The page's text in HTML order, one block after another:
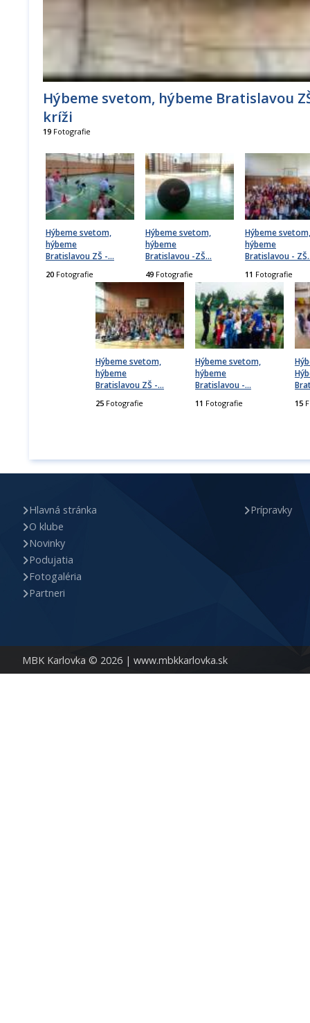
Hýbeme svetom, hýbeme Bratislavou
kríži
19 Fotografie
Hýbeme svetom,
hýbeme
Bratislavou ZŠ -…
20Fotografie
Hýbeme svetom,
hýbeme
Bratislavou -ZŠ…
49Fotografie
Hýbeme svetom,
hýbeme
Bratislavou - ZŠ
11 Fotografie
Hýbeme svetom,
hýbeme
Bratislavou ZŠ -…
25Fotografie
Hýbeme svetom,
hýbeme
Bratislavou -…
11 Fotografie 15
MBK Karlovka © 2026 | www.mbkkarlovka.sk
Hlavná stránka
O klube
Novinky
Podujatia
Fotogaléria
Partneri
Prípravky